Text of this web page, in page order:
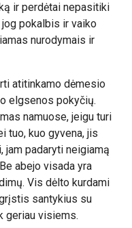
ir perdėtai nepasitiki
pokalbis ir vaiko
nurodymais ir
atitinkamo dėmesio
elgsenos pokyčių.
namuose, jeigu turi
tuo, kuo gyvena, jis
jam padaryti neigiamą
abejo visada yra
Vis dėlto kurdami
santykius su
geriau visiems.